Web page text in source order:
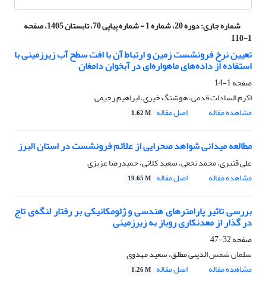
شماره جاری: دوره 20، شماره 1 - شماره پیاپی 70، تابستان 1405، صفحه
1-110
تعیین نرخ فرونشست زمین و ارتباط آن با افت سطح آب زیرزمینی با
استفاده از داده‌های ماهواره‌ای در آبخوان دامغان
صفحه1-14
اکرم السادات قدمی، هوشنگ خیری، ابراهیم رحیمی
مشاهده مقاله
اصل مقاله 1.62 M
مطالعه میدانی شواهد صحرایی از علائم فرونشست در استان البرز
علی قنبری، محمد نخعی، سعید کلانی، حمیدرضا عزیزی
مشاهده مقاله
اصل مقاله 19.65 M
بررسی تاثیر پارامترهای هندسی و ژئومکانیکی بر رفتار لنگه‌ی تاج
در گذار از معدنکاری روباز به زیرزمینی
صفحه32-47
سلمان شمس الدینی مطلق، سعید مهدوی
مشاهده مقاله
اصل مقاله 1.26 M